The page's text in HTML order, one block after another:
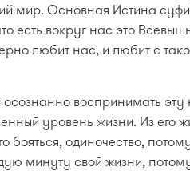
мир. Основная Истина
есть вокруг нас это
любит нас, и любит с
воспринимать
уровень жизни. Из его
бояться, одиночество,
минуту свой жизни,